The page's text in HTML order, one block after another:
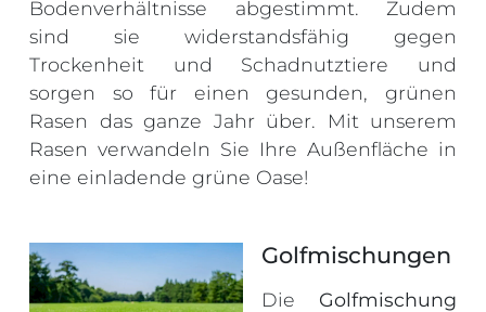
Bodenverhältnisse abgestimmt. Zudem
sind sie widerstandsfähig gegen
Trockenheit und Schadnutztiere und
sorgen so für einen gesunden, grünen
Rasen das ganze Jahr über. Mit unserem
Rasen verwandeln Sie Ihre Außenfläche in
eine einladende grüne Oase!
Golfmischungen
Die Golfmischung